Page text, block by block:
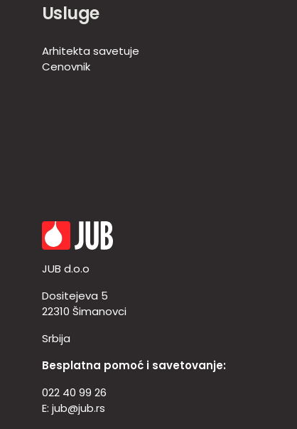
Usluge
Arhitekta savetuje
Cenovnik
JUB d.o.o
Dositejeva 5
22310 Šimanovci
Srbija
Besplatna pomoć i savetovanje:
022 40 99 26
E: jub@jub.rs